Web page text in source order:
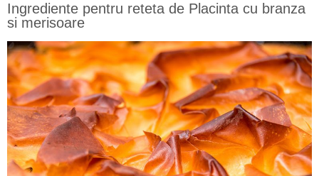
Ingrediente pentru reteta de Placinta cu branza
si merisoare